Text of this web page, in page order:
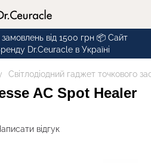
від 1500 грн 📦 Сайт
Dr.Ceuracle в Україні
Світлодіодний гаджет точкового
AC Spot Healer
відгук